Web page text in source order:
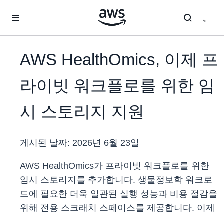
AWS HealthOmics, 이제 프
라이빗 워크플로를 위한 임
시 스토리지 지원
게시된 날짜: 2026년 6월 23일
AWS HealthOmics가 프라이빗 워크플로를 위한
임시 스토리지를 추가합니다. 생물정보학 워크로
드에 필요한 더욱 일관된 실행 성능과 비용 절감을
위해 전용 스크래치 스페이스를 제공합니다. 이제